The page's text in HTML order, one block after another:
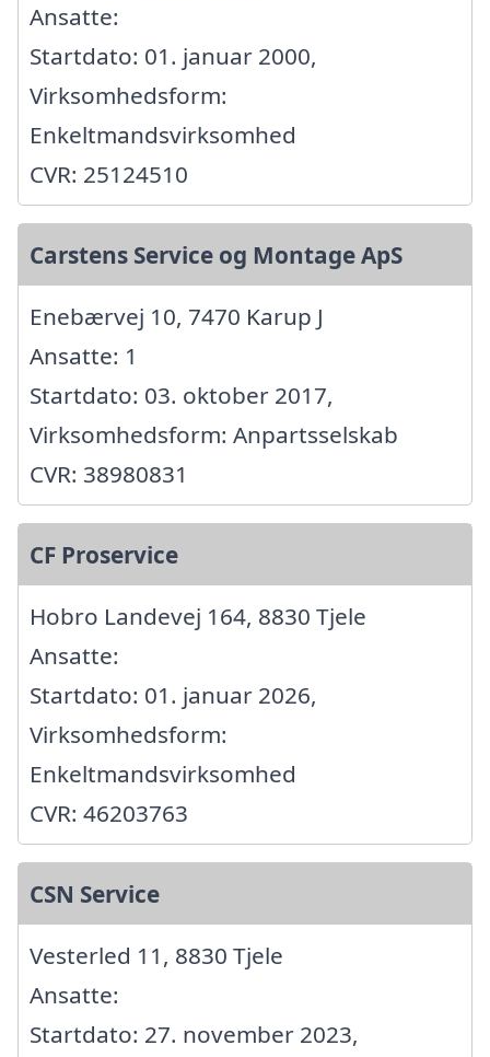
Ansatte:
Startdato: 01. januar 2000,
Virksomhedsform:
Enkeltmandsvirksomhed
CVR: 25124510
Carstens Service og Montage ApS
Enebærvej 10, 7470 Karup J
Ansatte: 1
Startdato: 03. oktober 2017,
Virksomhedsform: Anpartsselskab
CVR: 38980831
CF Proservice
Hobro Landevej 164, 8830 Tjele
Ansatte:
Startdato: 01. januar 2026,
Virksomhedsform:
Enkeltmandsvirksomhed
CVR: 46203763
CSN Service
Vesterled 11, 8830 Tjele
Ansatte:
Startdato: 27. november 2023,